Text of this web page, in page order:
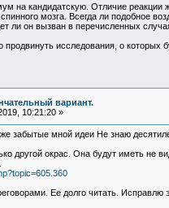
на кандидатскую. Отличие реакции
мозга. Всегда ли подобное
ли он вызван в перечисленных
исследования, о которых
вариант.
10:21:20 »
забытые мной идеи Не знаю
другой окрас. Она будут иметь не
Ее долго читать. Исправлю